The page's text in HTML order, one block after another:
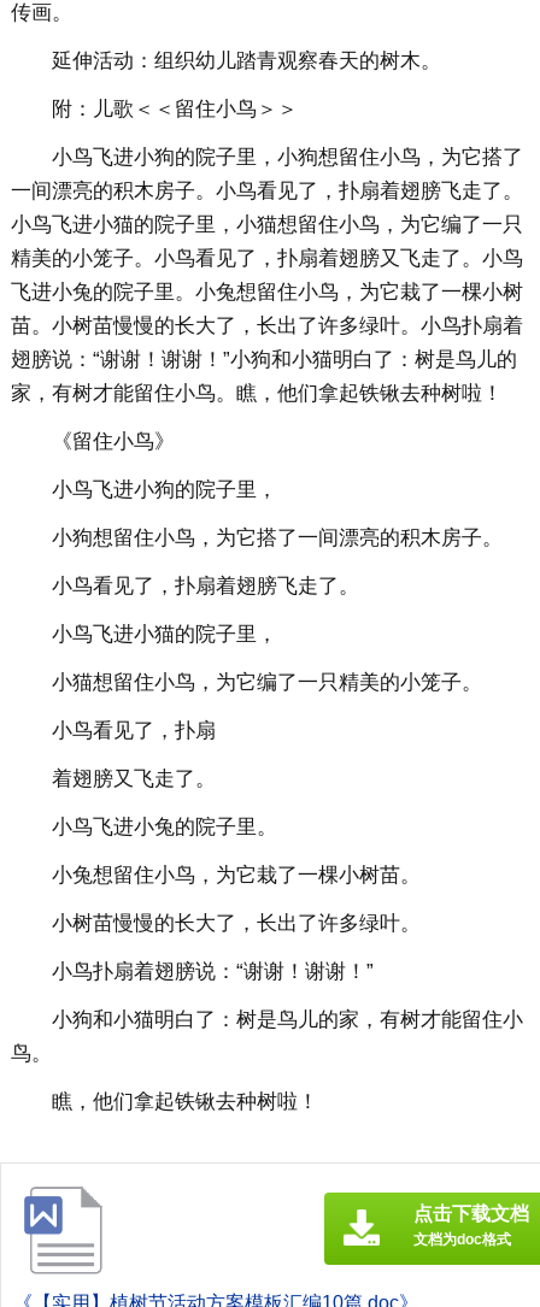
传画。
延伸活动：组织幼儿踏青观察春天的树木。
附：儿歌＜＜留住小鸟＞＞
小鸟飞进小狗的院子里，小狗想留住小鸟，为它搭了
一间漂亮的积木房子。小鸟看见了，扑扇着翅膀飞走了。
小鸟飞进小猫的院子里，小猫想留住小鸟，为它编了一只
精美的小笼子。小鸟看见了，扑扇着翅膀又飞走了。小鸟
飞进小兔的院子里。小兔想留住小鸟，为它栽了一棵小树
苗。小树苗慢慢的长大了，长出了许多绿叶。小鸟扑扇着
翅膀说：“谢谢！谢谢！”小狗和小猫明白了：树是鸟儿的
家，有树才能留住小鸟。瞧，他们拿起铁锹去种树啦！
《留住小鸟》
小鸟飞进小狗的院子里，
小狗想留住小鸟，为它搭了一间漂亮的积木房子。
小鸟看见了，扑扇着翅膀飞走了。
小鸟飞进小猫的院子里，
小猫想留住小鸟，为它编了一只精美的小笼子。
小鸟看见了，扑扇
着翅膀又飞走了。
小鸟飞进小兔的院子里。
小兔想留住小鸟，为它栽了一棵小树苗。
小树苗慢慢的长大了，长出了许多绿叶。
小鸟扑扇着翅膀说：“谢谢！谢谢！”
小狗和小猫明白了：树是鸟儿的家，有树才能留住小
鸟。
瞧，他们拿起铁锹去种树啦！
《【实用】植树节活动方案模板汇编10篇.doc》
点击下载文档
文档为doc格式